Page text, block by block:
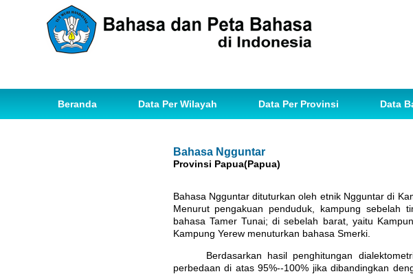
Beranda Data Per Wilayah Data Per Provinsi Data
Bahasa Ngguntar
Provinsi Papua(Papua)
Bahasa Ngguntar dituturkan oleh etnik Ngguntar di
Menurut pengakuan penduduk, kampung sebelah
bahasa Tamer Tunai; di sebelah barat, yaitu
Kampung Yerew menuturkan bahasa Smerki.
Berdasarkan hasil penghitungan
perbedaan di atas 95%--100% jika dibandingkan